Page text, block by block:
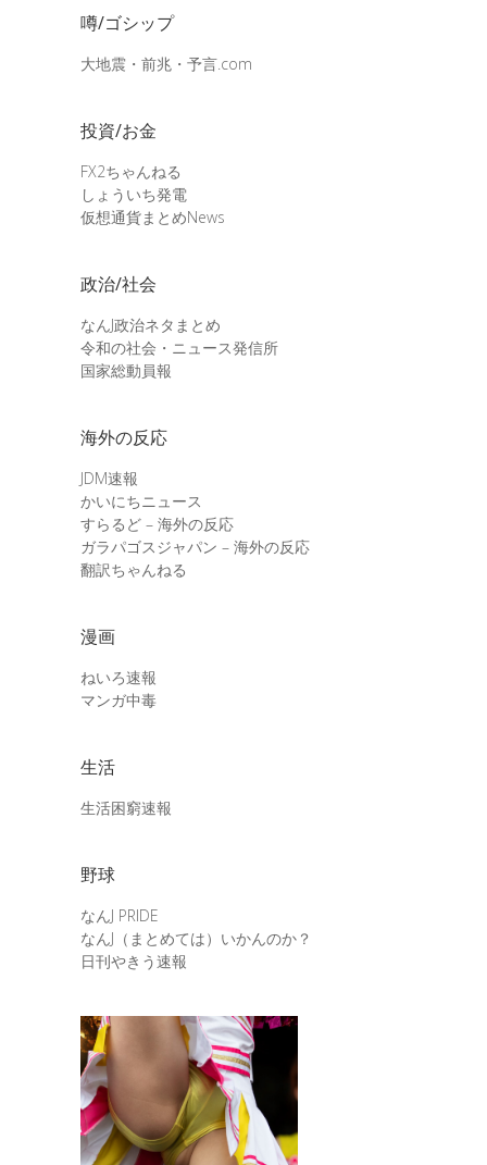
噂/ゴシップ
大地震・前兆・予言.com
投資/お金
FX2ちゃんねる
しょういち発電
仮想通貨まとめNews
政治/社会
なんJ政治ネタまとめ
令和の社会・ニュース発信所
国家総動員報
海外の反応
JDM速報
かいにちニュース
すらるど – 海外の反応
ガラパゴスジャパン – 海外の反応
翻訳ちゃんねる
漫画
ねいろ速報
マンガ中毒
生活
生活困窮速報
野球
なんJ PRIDE
なんJ（まとめては）いかんのか？
日刊やきう速報